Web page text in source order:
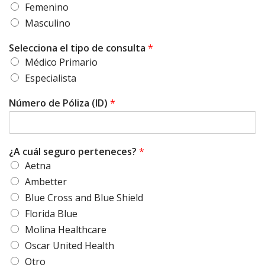
Femenino
Masculino
Selecciona el tipo de consulta *
Médico Primario
Especialista
Número de Póliza (ID) *
¿A cuál seguro perteneces? *
Aetna
Ambetter
Blue Cross and Blue Shield
Florida Blue
Molina Healthcare
Oscar United Health
Otro